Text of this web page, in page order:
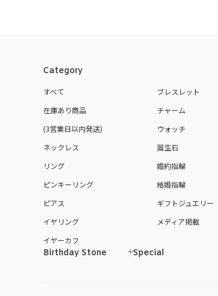
Category
すべて
在庫あり商品
(3営業日以内発送)
ネックレス
リング
ピンキーリング
ピアス
イヤリング
イヤーカフ
ブレスレット
チャーム
ウォッチ
誕生石
婚約指輪
結婚指輪
ギフトジュエリー
メディア掲載
Birthday Stone Special